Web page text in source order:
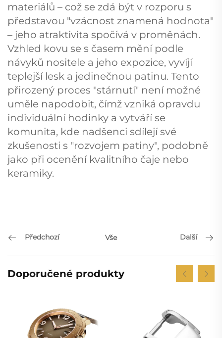
materiálů – což se zdá být v rozporu s
představou "vzácnost znamená hodnota"
– jeho atraktivita spočívá v proměnách.
Vzhled kovu se s časem mění podle
návyků nositele a jeho expozice, vyvíjí
teplejší lesk a jedinečnou patinu. Tento
přirozený proces "stárnutí" není možné
uměle napodobit, čímž vzniká opravdu
individuální hodinky a vytváří se
komunita, kde nadšenci sdílejí své
zkušenosti s "rozvojem patiny", podobně
jako při ocenění kvalitního čaje nebo
keramiky.
Předchozí Vše Další
Doporučené produkty